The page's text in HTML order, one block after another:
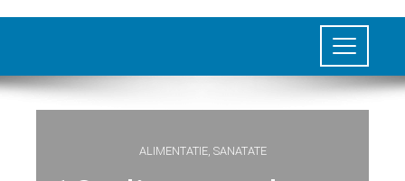
ALIMENTATIE, SANATATE